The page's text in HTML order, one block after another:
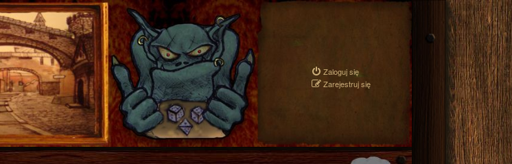
Zaloguj się
Zarejestruj się